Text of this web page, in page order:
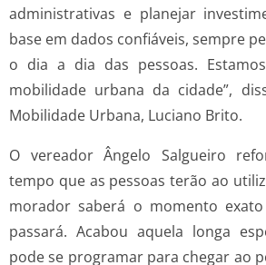
administrativas e planejar
base em dados confiáveis, sempre
o dia a dia das pessoas.
mobilidade urbana da cidade”,
Mobilidade Urbana, Luciano Brito.
O vereador Ângelo Salgueiro
tempo que as pessoas terão ao
morador saberá o momento
passará. Acabou aquela longa
pode se programar para chegar ao